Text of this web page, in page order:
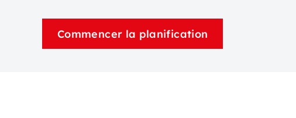
Commencer la planification